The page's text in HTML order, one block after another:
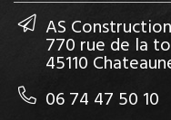
AS Construction
770 rue de la
45110
06 74 47 50 10